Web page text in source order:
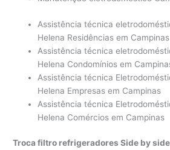
Assistência técnica
Helena Residências em Campinas
Assistência técnica
Helena Condomínios em
Assistência técnica
Helena Empresas em Campinas
Assistência técnica
Helena Comércios em Campinas
Troca filtro refrigeradores Side by